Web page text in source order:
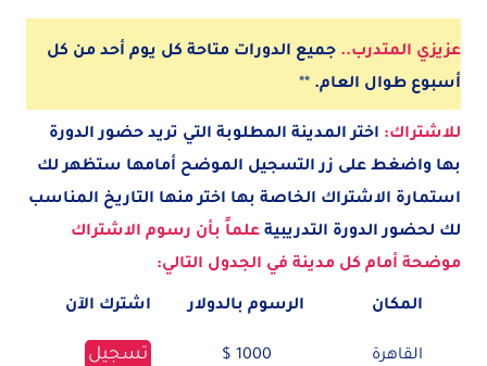
عزيزي المتدرب.. جميع الدورات متاحة كل يوم أحد من كل
أسبوع طوال العام. **
للاشتراك: اختر المدينة المطلوبة التي تريد حضور الدورة
بها واضغط على زر التسجيل الموضح أمامها ستظهر لك
استمارة الاشتراك الخاصة بها اختر منها التاريخ المناسب
لك لحضور الدورة التدريبية علماً بأن رسوم الاشتراك
موضحة أمام كل مدينة في الجدول التالي:
المكان الرسوم بالدولار اشترك الآن
القاهرة 1000 $ تسجيل